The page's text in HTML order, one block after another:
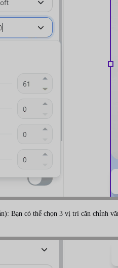
Bạn có thể chọn 3 vị trí căn chỉnh